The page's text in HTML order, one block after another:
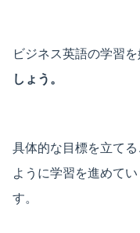
ビジネス英語の学習を
しょう。
具体的な目標を立て
ように学習を進めて
す。